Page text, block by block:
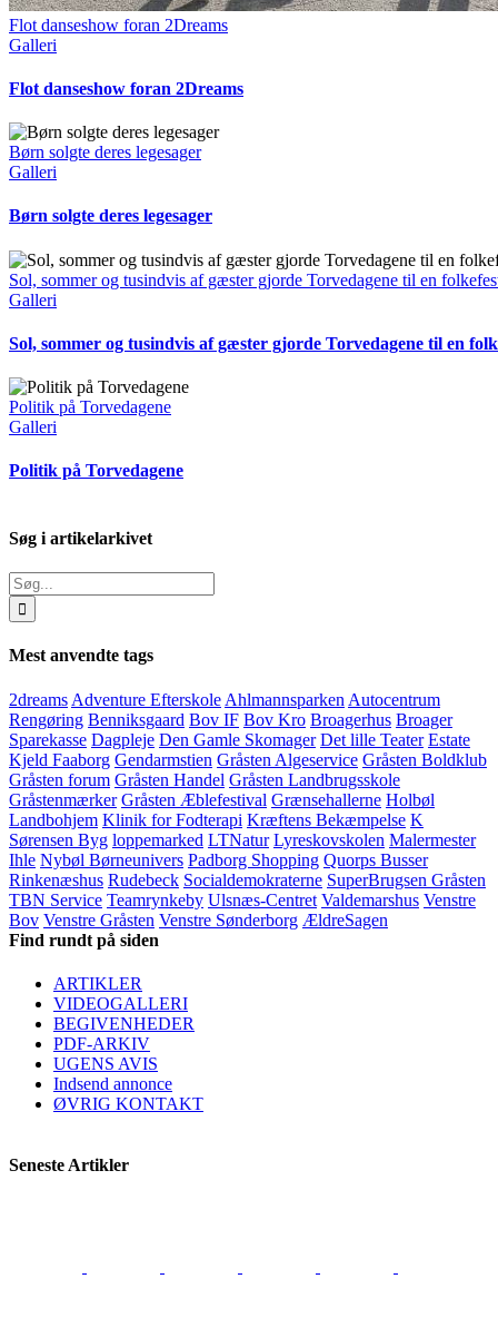
Flot danseshow foran 2Dreams
Galleri
Flot danseshow foran 2Dreams
Børn solgte deres legesager
Galleri
Børn solgte deres legesager
Sol, sommer og tusindvis af gæster gjorde Torvedagene til en
Galleri
Sol, sommer og tusindvis af gæster gjorde Torvedagene til en
Politik på Torvedagene
Galleri
Politik på Torvedagene
Søg i artikelarkivet
Søg
efter:
Mest anvendte tags
2dreams Adventure Efterskole Ahlmannsparken Autocentrum
Rengøring Benniksgaard Bov IF Bov Kro Broagerhus Broager
Sparekasse Dagpleje Den Gamle Skomager Det lille Teater Estate
Kjeld Faaborg Gendarmstien Gråsten Algeservice Gråsten Boldklub
Gråsten forum Gråsten Handel Gråsten Landbrugsskole
Gråstenmærker Gråsten Æblefestival Grænsehallerne Holbøl
Landbohjem Klinik for Fodterapi Kræftens Bekæmpelse K
Sørensen Byg loppemarked LTNatur Lyreskovskolen Malermester
Ihle Nybøl Børneunivers Padborg Shopping Quorps Busser
Rinkenæshus Rudebeck Socialdemokraterne SuperBrugsen Gråsten
TBN Service Teamrynkeby Ulsnæs-Centret Valdemarshus Venstre
Bov Venstre Gråsten Venstre Sønderborg ÆldreSagen
Find rundt på siden
ARTIKLER
VIDEOGALLERI
BEGIVENHEDER
PDF-ARKIV
UGENS AVIS
Indsend annonce
ØVRIG KONTAKT
Seneste Artikler